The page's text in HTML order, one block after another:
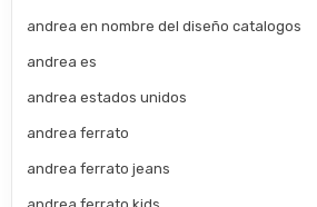
andrea en nombre del diseño catalogos
andrea es
andrea estados unidos
andrea ferrato
andrea ferrato jeans